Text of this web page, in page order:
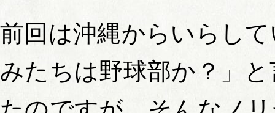
前回は沖縄からいらし
みたちは野球部か？」